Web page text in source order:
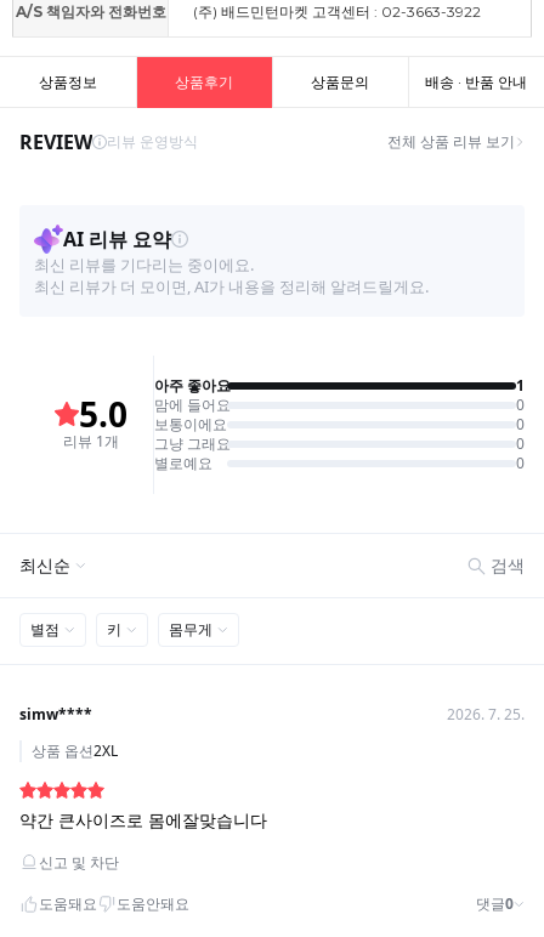
A/S 책임자와 전화번호 (주) 배드민턴마켓 고객센터 : 02-3663-3922
상품정보 상품후기 상품문의 배송 · 반품 안내